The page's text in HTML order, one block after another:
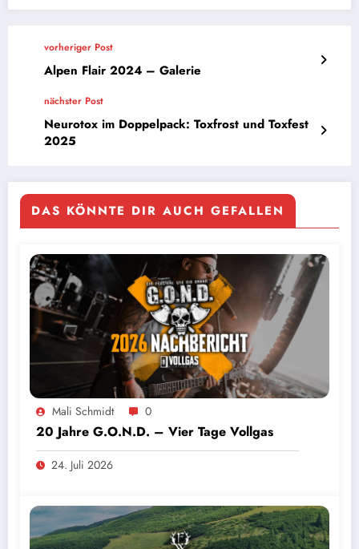
vorheriger Post
Alpen Flair 2024 – Galerie
nächster Post
Neurotox im Doppelpack: Toxfrost und Toxfest
2025
DAS KÖNNTE DIR AUCH GEFALLEN
Mali Schmidt 0
20 Jahre G.O.N.D. – Vier Tage Vollgas
24. Juli 2026